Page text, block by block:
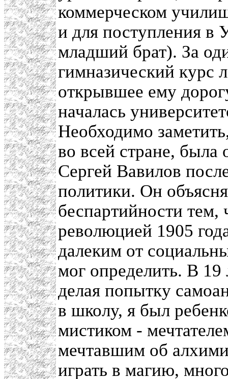
коммерческом
и для поступления в
младший брат). За
гимназический курс
открывшее ему
началась
Необходимо
во всей стране, была
Сергей Вавилов
политики. Он
беспартийности тем,
революцией 1905
далеким от
мог определить. В 19
делая попытку
в школу, я был
мистиком -
мечтавшим об
играть в магию,